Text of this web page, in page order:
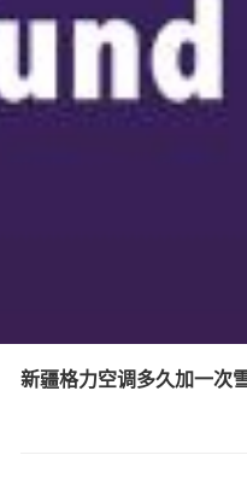
新疆格力空调多久加一次